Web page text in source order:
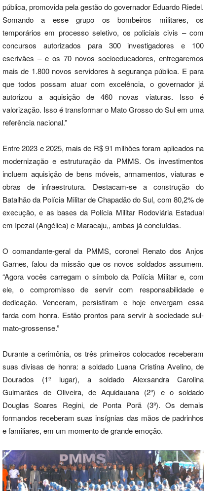
pública, promovida pela gestão do governador Eduardo Riedel.
Somando a esse grupo os bombeiros militares, os
temporários em processo seletivo, os policiais civis – com
concursos autorizados para 300 investigadores e 100
escrivães – e os 70 novos socioeducadores, entregaremos
mais de 1.800 novos servidores à segurança pública. E para
que todos possam atuar com excelência, o governador já
autorizou a aquisição de 460 novas viaturas. Isso é
valorização. Isso é transformar o Mato Grosso do Sul em uma
referência nacional.”
Entre 2023 e 2025, mais de R$ 91 milhões foram aplicados na
modernização e estruturação da PMMS. Os investimentos
incluem aquisição de bens móveis, armamentos, viaturas e
obras de infraestrutura. Destacam-se a construção do
Batalhão da Polícia Militar de Chapadão do Sul, com 80,2% de
execução, e as bases da Polícia Militar Rodoviária Estadual
em Ipezal (Angélica) e Maracaju,, ambas já concluídas.
O comandante-geral da PMMS, coronel Renato dos Anjos
Garnes, falou da missão que os novos soldados assumem.
“Agora vocês carregam o símbolo da Polícia Militar e, com
ele, o compromisso de servir com responsabilidade e
dedicação. Venceram, persistiram e hoje envergam essa
farda com honra. Estão prontos para servir à sociedade sul-
mato-grossense.”
Durante a cerimônia, os três primeiros colocados receberam
suas divisas de honra: a soldado Luana Cristina Avelino, de
Dourados (1º lugar), a soldado Alexsandra Carolina
Guimarães de Oliveira, de Aquidauana (2º) e o soldado
Douglas Soares Regini, de Ponta Porã (3º). Os demais
formandos receberam suas insígnias das mãos de padrinhos
e familiares, em um momento de grande emoção.